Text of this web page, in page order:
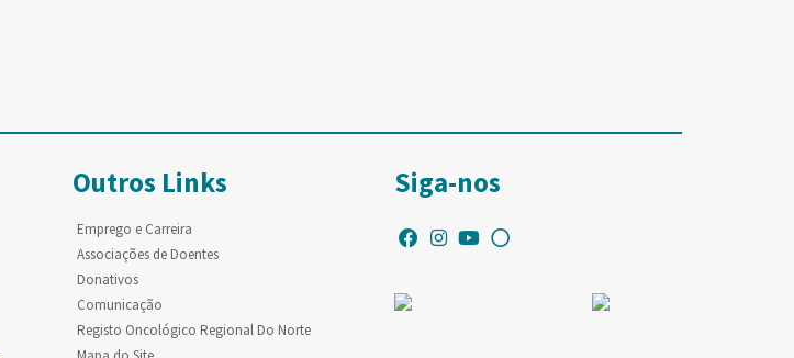
Outros Links
Emprego e Carreira
Associações de Doentes
Donativos
Comunicação
Registo Oncológico Regional Do Norte
Siga-nos